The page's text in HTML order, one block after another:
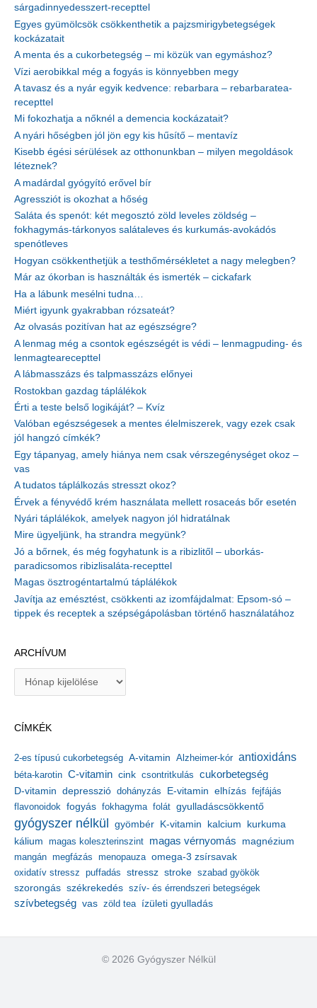
sárgadinnyedesszert-recepttel
Egyes gyümölcsök csökkenthetik a pajzsmirigybetegségek
kockázatait
A menta és a cukorbetegség – mi közük van egymáshoz?
Vízi aerobikkal még a fogyás is könnyebben megy
A tavasz és a nyár egyik kedvence: rebarbara – rebarbaratea-
recepttel
Mi fokozhatja a nőknél a demencia kockázatait?
A nyári hőségben jól jön egy kis hűsítő – mentavíz
Kisebb égési sérülések az otthonunkban – milyen megoldások
léteznek?
A madárdal gyógyító erővel bír
Agressziót is okozhat a hőség
Saláta és spenót: két megosztó zöld leveles zöldség –
fokhagymás-tárkonyos salátaleves és kurkumás-avokádós
spenótleves
Hogyan csökkenthetjük a testhőmérsékletet a nagy melegben?
Már az ókorban is használták és ismerték – cickafark
Ha a lábunk mesélni tudna…
Miért igyunk gyakrabban rózsateát?
Az olvasás pozitívan hat az egészségre?
A lenmag még a csontok egészségét is védi – lenmagpuding- és
lenmagtearecepttel
A lábmasszázs és talpmasszázs előnyei
Rostokban gazdag táplálékok
Érti a teste belső logikáját? – Kvíz
Valóban egészségesek a mentes élelmiszerek, vagy ezek csak
jól hangzó címkék?
Egy tápanyag, amely hiánya nem csak vérszegénységet okoz –
vas
A tudatos táplálkozás stresszt okoz?
Érvek a fényvédő krém használata mellett rosaceás bőr esetén
Nyári táplálékok, amelyek nagyon jól hidratálnak
Mire ügyeljünk, ha strandra megyünk?
Jó a bőrnek, és még fogyhatunk is a ribizlitől – uborkás-
paradicsomos ribizlisaláta-recepttel
Magas ösztrogéntartalmú táplálékok
Javítja az emésztést, csökkenti az izomfájdalmat: Epsom-só –
tippek és receptek a szépségápolásban történő használatához
ARCHÍVUM
í
u
m
CÍMKÉK
2-es típusú cukorbetegség A-vitamin Alzheimer-kór antioxidáns
béta-karotin C-vitamin cink csontritkulás cukorbetegség
D-vitamin depresszió dohányzás E-vitamin elhízás fejfájás
flavonoidok fogyás fokhagyma folát gyulladáscsökkentő
gyógyszer nélkül gyömbér K-vitamin kalcium kurkuma
kálium magas koleszterinszint magas vérnyomás magnézium
mangán megfázás menopauza omega-3 zsírsavak
oxidatív stressz puffadás stressz stroke szabad gyökök
szorongás székrekedés szív- és érrendszeri betegségek
szívbetegség vas zöld tea ízületi gyulladás
© 2026 Gyógyszer Nélkül